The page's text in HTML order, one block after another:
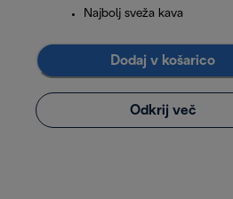
Najbolj sveža kava
Dodaj v košarico
Odkrij več